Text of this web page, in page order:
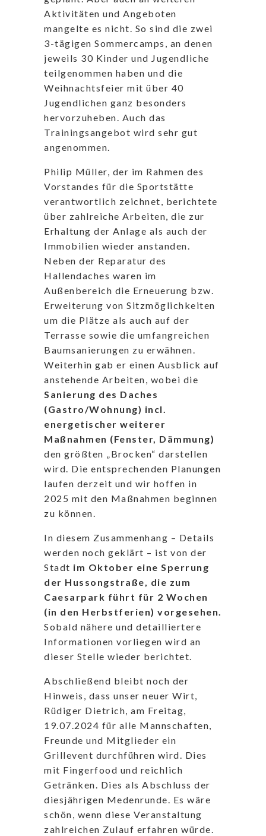
Aktivitäten und Angeboten
mangelte es nicht. So sind die zwei
3-tägigen Sommercamps, an denen
jeweils 30 Kinder und Jugendliche
teilgenommen haben und die
Weihnachtsfeier mit über 40
Jugendlichen ganz besonders
hervorzuheben. Auch das
Trainingsangebot wird sehr gut
angenommen.
Philip Müller, der im Rahmen des
Vorstandes für die Sportstätte
verantwortlich zeichnet, berichtete
über zahlreiche Arbeiten, die zur
Erhaltung der Anlage als auch der
Immobilien wieder anstanden.
Neben der Reparatur des
Hallendaches waren im
Außenbereich die Erneuerung bzw.
Erweiterung von Sitzmöglichkeiten
um die Plätze als auch auf der
Terrasse sowie die umfangreichen
Baumsanierungen zu erwähnen.
Weiterhin gab er einen Ausblick auf
anstehende Arbeiten, wobei die
Sanierung des Daches
(Gastro/Wohnung) incl.
energetischer weiterer
Maßnahmen (Fenster, Dämmung)
den größten „Brocken“ darstellen
wird. Die entsprechenden Planungen
laufen derzeit und wir hoffen in
2025 mit den Maßnahmen beginnen
zu können.
In diesem Zusammenhang – Details
werden noch geklärt – ist von der
Stadt im Oktober eine Sperrung
der Hussongstraße, die zum
Caesarpark führt für 2 Wochen
(in den Herbstferien) vorgesehen.
Sobald nähere und detailliertere
Informationen vorliegen wird an
dieser Stelle wieder berichtet.
Abschließend bleibt noch der
Hinweis, dass unser neuer Wirt,
Rüdiger Dietrich, am Freitag,
19.07.2024 für alle Mannschaften,
Freunde und Mitglieder ein
Grillevent durchführen wird. Dies
mit Fingerfood und reichlich
Getränken. Dies als Abschluss der
diesjährigen Medenrunde. Es wäre
schön, wenn diese Veranstaltung
zahlreichen Zulauf erfahren würde.